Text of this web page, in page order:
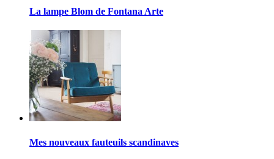
La lampe Blom de Fontana Arte
Mes nouveaux fauteuils scandinaves